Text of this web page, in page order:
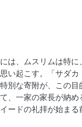
は、ムスリムは特
い起こす。「サダカ
別な寄附が、この
、一家の家長が納
ードの礼拝が始ま